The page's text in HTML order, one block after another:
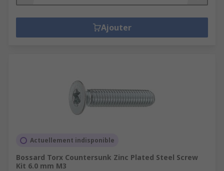
Ajouter
Actuellement indisponible
Bossard Torx Countersunk Zinc Plated Steel Screw
Kit 6.0 mm M3